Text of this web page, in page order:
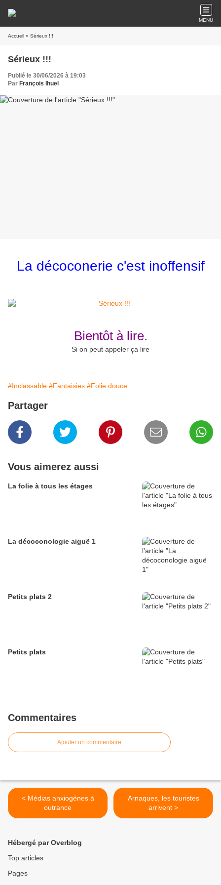
MENU
Accueil » Sérieux !!!
Sérieux !!!
Publié le 30/06/2026 à 19:03
Par François Ihuel
La décoconerie c'est inoffensif
Bientôt à lire.
Si on peut appeler ça lire
#Inclassable #Fantaisies #Folie douce
Partager
Vous aimerez aussi
La folie à tous les étages
La décoconologie aiguë 1
Petits plats 2
Petits plats
Commentaires
Ajouter un commentaire
< Médias anxiogènes à
outrance
Arnaques, les touristes
arrivent >
Hébergé par Overblog
Top articles
Pages